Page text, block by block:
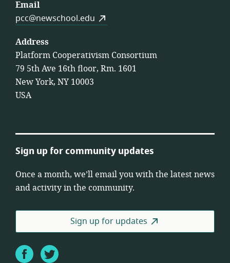
Email
pcc@newschool.edu
Address
Platform Cooperativism Consortium
79 5th Ave 16th floor, Rm. 1601
New York, NY 10003
USA
Sign up for community updates
Once a month, we’ll email you with the latest news
and activity in the community.
Sign up for updates
FacebookTwitter